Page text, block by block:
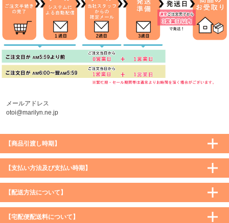
メールアドレス
otoi@marilyn.ne.jp
【商品引渡し時期】
【支払い方法及び支払い時期】
【配送方法について】
【宅配便配送料について】